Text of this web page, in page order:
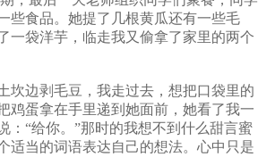
些食品。她提了几根黄瓜还有一些毛
一袋洋芋，临走我又偷拿了家里的两个
边剥毛豆，我走过去，想把口袋里的
鸡蛋拿在手里递到她面前，她看了我一
：“给你。”那时的我想不到什么甜言蜜
适当的词语表达自己的想法。心中只是